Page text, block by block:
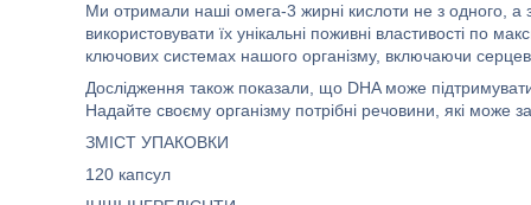
Ми отримали наші омега-3 жирні кислоти не з одного, а
використовувати їх унікальні поживні властивості по
ключових системах нашого організму, включаючи
Дослідження також показали, що DHA може
Надайте своєму організму потрібні речовини, які
ЗМІСТ УПАКОВКИ
120 капсул